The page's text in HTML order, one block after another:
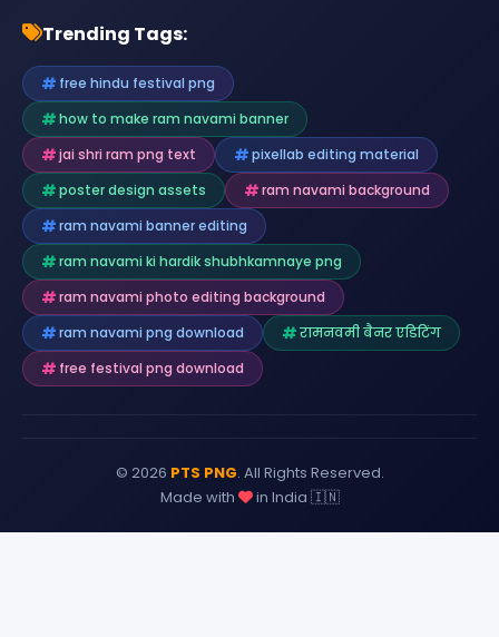
Trending Tags:
free hindu festival png
how to make ram navami banner
jai shri ram png text
pixellab editing material
poster design assets
ram navami background
ram navami banner editing
ram navami ki hardik shubhkamnaye png
ram navami photo editing background
ram navami png download
रामनवमी बैनर एडिटिंग
free festival png download
© 2026 PTS PNG. All Rights Reserved.
Made with
in India 🇮🇳